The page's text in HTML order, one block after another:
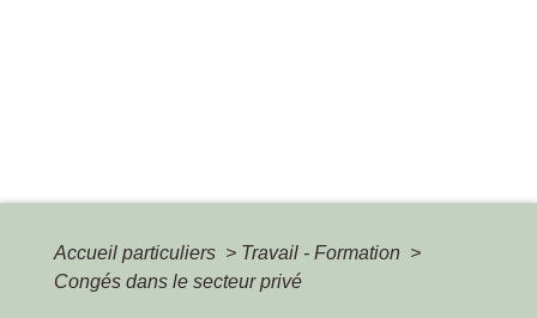
Accueil particuliers > Travail - Formation >
Congés dans le secteur privé